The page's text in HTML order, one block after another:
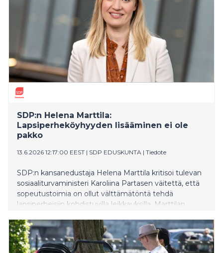
SDP:n Helena Marttila:
Lapsiperheköyhyyden lisääminen ei ole
pakko
13.6.2026 12:17:00 EEST | SDP EDUSKUNTA | Tiedote
SDP:n kansanedustaja Helena Marttila kritisoi tulevan
sosiaaliturvaministeri Karoliina Partasen väitettä, että
sopeutustoimia on ollut välttämätöntä tehdä
lapsiperheisiin kohdistuvilla leikkauksilla. Marttilan